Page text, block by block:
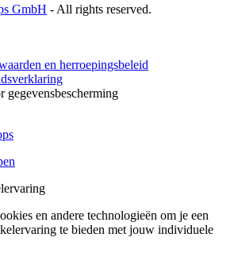
GmbH - All rights reserved.
en herroepingsbeleid
gegevensbescherming
en andere technologieën om je een
te bieden met jouw individuele